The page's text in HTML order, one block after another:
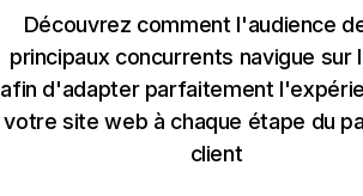
Découvrez comment l'audience
principaux concurrents navigue sur
afin d'adapter parfaitement
votre site web à chaque étape du
client